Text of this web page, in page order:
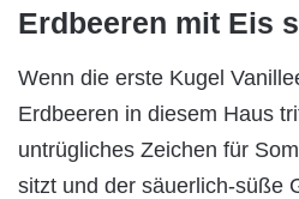
Erdbeeren mit Eis
Wenn die erste Kugel
Erdbeeren in diesem Haus
untrügliches Zeichen für
sitzt und der säuerlich-süße